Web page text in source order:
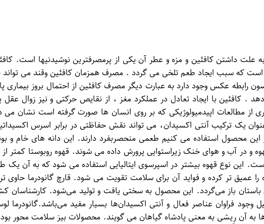
که سبب ایجاد طعم تلخی می گردد . مصرف همزمان کافئین وقند می تواند
رابطه عکس وجود دارد به عبارت دیگر مصرف کافئین از احتمال بروز
دهد . کافئین با ایجاد تعادل در عملکرد مغز ، از نقایص حرکتی و نیز زوال
از مطالعات اپیدمیولوژیکی که بر روی انسان ها صورت گرفته است نشان
یک ترکیب آنتی اکسیدان، می تواند نقش حفاظتی در برابر اسرس
محصول استفاده می کنیم طعمی منحصربفرد دارند. این دانه های خام و
و در آب و هوای خنک زیراستوایی پرورش داده می شوند. قهوه روبوستا کمتر از
این نوع قهوه بیشتر در اسپرسوی ایتالیایی استفاده می شود که به آن
تر کرده و فواید آن برای سلامت تقویت می شود. قارچ گانودرما حاوی
باستان باز می‌گردد. این محصول به سختی یافت و تولید می‌شود. کارشناسان
وجود فراوان عناصر فعال و آنتی اکسیدان‌ها بسیار مفید می‌باشد.گانودرما
به آن رِیشی به معنی پادشاه گیاهان می گویند. محصولات بیز سلامت محور